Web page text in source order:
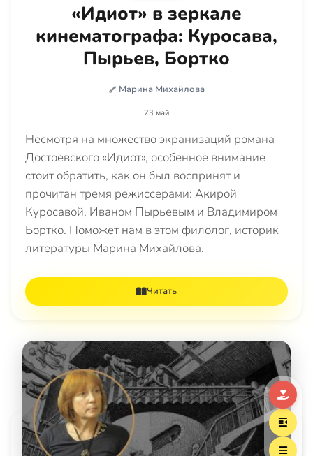
«Идиот» в зеркале
кинематографа: Куросава,
Пырьев, Бортко
Марина Михайлова
23 май
Несмотря на множество экранизаций романа
Достоевского «Идиот», особенное внимание
стоит обратить, как он был воспринят и
прочитан тремя режиссерами: Акирой
Куросавой, Иваном Пырьевым и Владимиром
Бортко. Поможет нам в этом филолог, историк
литературы Марина Михайлова.
Читать